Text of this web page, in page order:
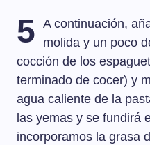
5
A continuación,
molida y un poco
cocción de los
terminado de cocer) y
agua caliente de la
las yemas y se fundirá
incorporamos la grasa